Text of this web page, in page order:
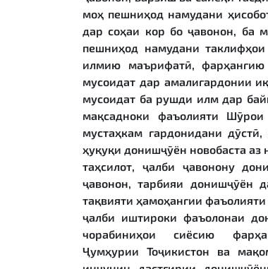
моҳ пешниҳод намудани
дар соҳаи кор бо ҷавонон, ба
пешниҳод намудани
илмию маърифатӣ,
мусоидат дар амалигардонии
мусоидат ба рушди илм дар
мақсадноки фаъолияти
мустаҳкам гардонидани
ҳуқуқи донишҷӯён новобаста
таҳсилот, ҷалби ҷавонону
ҷавонон, тарбияи донишҷӯён
тақвияти ҳамоҳангии
ҷалби иштироки фаъолонаи
чорабиниҳои сиёсию
Ҷумҳурии Тоҷикистон ва